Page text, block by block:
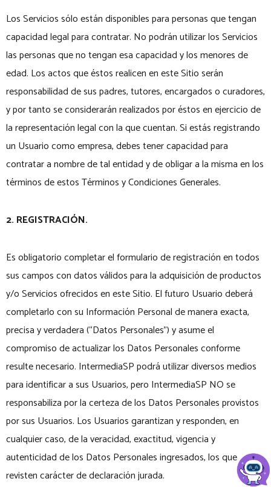
Los Servicios sólo están disponibles para personas que tengan
capacidad legal para contratar. No podrán utilizar los Servicios
las personas que no tengan esa capacidad y los menores de
edad. Los actos que éstos realicen en este Sitio serán
responsabilidad de sus padres, tutores, encargados o curadores,
y por tanto se considerarán realizados por éstos en ejercicio de
la representación legal con la que cuentan. Si estás registrando
un Usuario como empresa, debes tener capacidad para
contratar a nombre de tal entidad y de obligar a la misma en los
términos de estos Términos y Condiciones Generales.
2. REGISTRACIÓN.
Es obligatorio completar el formulario de registración en todos
sus campos con datos válidos para la adquisición de productos
y/o Servicios ofrecidos en este Sitio. El futuro Usuario deberá
completarlo con su Información Personal de manera exacta,
precisa y verdadera (“Datos Personales”) y asume el
compromiso de actualizar los Datos Personales conforme
resulte necesario. IntermediaSP podrá utilizar diversos medios
para identificar a sus Usuarios, pero IntermediaSP NO se
responsabiliza por la certeza de los Datos Personales provistos
por sus Usuarios. Los Usuarios garantizan y responden, en
cualquier caso, de la veracidad, exactitud, vigencia y
autenticidad de los Datos Personales ingresados, los que
revisten carácter de declaración jurada.